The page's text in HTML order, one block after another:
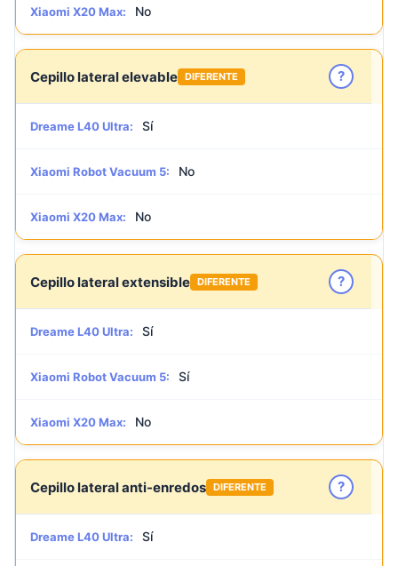
Xiaomi X20 Max: No
Cepillo lateral elevable DIFERENTE ?
Dreame L40 Ultra: Sí
Xiaomi Robot Vacuum 5: No
Xiaomi X20 Max: No
Cepillo lateral extensible DIFERENTE ?
Dreame L40 Ultra: Sí
Xiaomi Robot Vacuum 5: Sí
Xiaomi X20 Max: No
Cepillo lateral anti-enredos DIFERENTE ?
Dreame L40 Ultra: Sí